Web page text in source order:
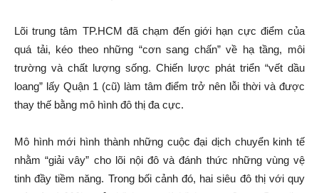
Lõi trung tâm TP.HCM đã chạm đến giới hạn cực điểm của
quá tải, kéo theo những “cơn sang chấn” về hạ tầng, môi
trường và chất lượng sống. Chiến lược phát triển “vết dầu
loang” lấy Quận 1 (cũ) làm tâm điểm trở nên lỗi thời và được
thay thế bằng mô hình đô thị đa cực.
Mô hình mới hình thành những cuộc đại dịch chuyển kinh tế
nhằm “giải vây” cho lõi nội đô và đánh thức những vùng vệ
tinh đầy tiềm năng. Trong bối cảnh đó, hai siêu đô thị với quy